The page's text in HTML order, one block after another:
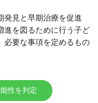
発見と早期治療を促進
進を図るために行う子ど
必要な事項を定めるもの
性を判定